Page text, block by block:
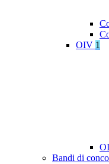
OIV 1
Bandi di